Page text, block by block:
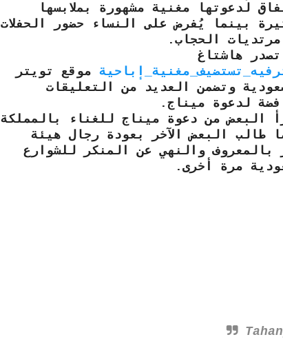
لدعوتها مغنية مشهورة بملابسها
بينما يُفرض على النساء حضور الحفلات
الحجاب.
هاشتاغ
موقع تويتر
وتضمن العديد من التعليقات
لدعوة ميناج.
البعض من دعوة ميناج للغناء بالمملكة
طالب البعض الآخر بعودة رجال هيئة
بالمعروف والنهي عن المنكر للشوارع
مرة أخرى.